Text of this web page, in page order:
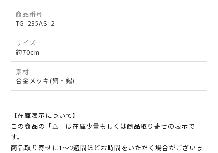
商品番号
TG-235AS-2
サイズ
約70cm
素材
合金メッキ(銅・錫)
【在庫表示について】
この商品の「△」は在庫少量もしくは商品取り寄せの表示で
す。
商品取り寄せに1～2週間ほどお時間をいただく場合がございま